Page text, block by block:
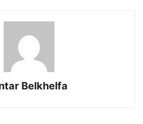
Belkhelfa